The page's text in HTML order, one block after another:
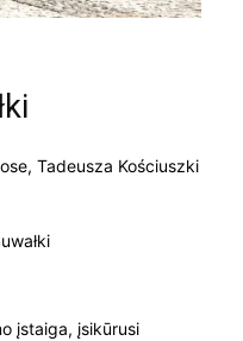
Tadeusza Kościuszki
įstaiga, įsikūrusi